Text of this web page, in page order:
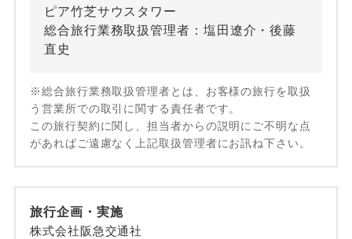
ピア竹芝サウスタワー
総合旅行業務取扱管理者：塩田遼介・後藤
直史
※総合旅行業務取扱管理者とは、お客様の旅行を取扱
う営業所での取引に関する責任者です。
この旅行契約に関し、担当者からの説明にご不明な点
があればご遠慮なく上記取扱管理者にお訊ね下さい。
旅行企画・実施
株式会社阪急交通社